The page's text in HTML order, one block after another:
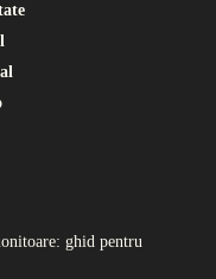
ghid pentru